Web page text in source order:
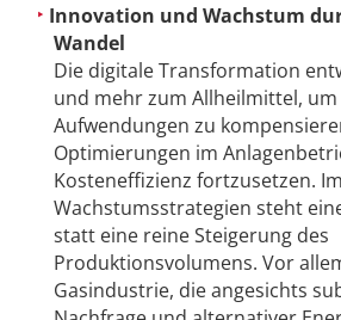
Innovation und Wachstum
Wandel
Die digitale Transformation
und mehr zum Allheilmittel,
Aufwendungen zu
Optimierungen im
Kosteneffizienz fortzusetzen.
Wachstumsstrategien steht
statt eine reine Steigerung des
Produktionsvolumens. Vor
Gasindustrie, die angesichts